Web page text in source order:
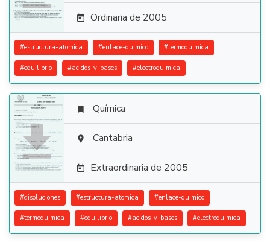
 Ordinaria de 2005
#estructura-atomica #enlace-quimico #termoquimica
#equilibrio #acidos-y-bases #electroquimica

 Química
 Cantabria
 Extraordinaria de 2005
#disoluciones #estructura-atomica #enlace-quimico
#termoquimica #equilibrio #acidos-y-bases #electroquimica